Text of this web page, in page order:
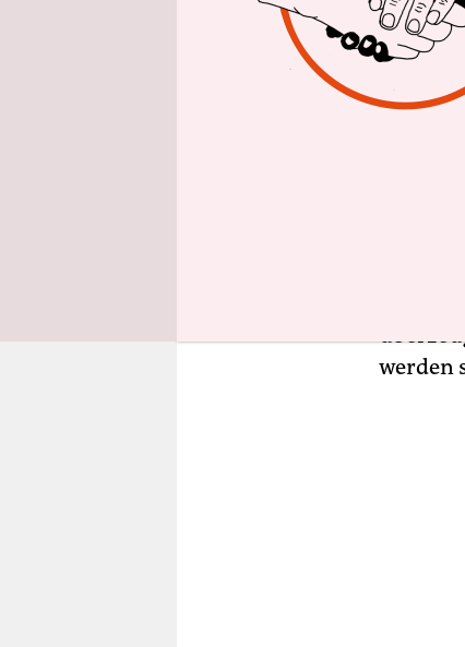
Hafen
Die
hatte
die
werden